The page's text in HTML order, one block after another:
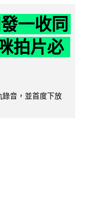
一收同
拍片必
音，並首度下放